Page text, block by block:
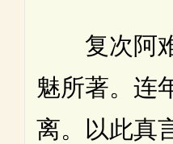
复次阿难
魅所著。连
离。以此真